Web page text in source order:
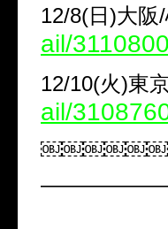
12/8(日)大阪
ail/
12/10(火)東
ail/
￼￼￼￼￼￼